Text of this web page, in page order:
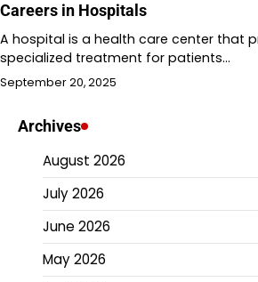
Careers in Hospitals
A hospital is a health care center that
specialized treatment for patients…
September 20, 2025
Archives
August 2026
July 2026
June 2026
May 2026